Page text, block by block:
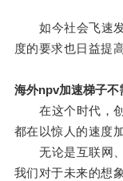
如今社会飞速发
度的要求也日益提高
海外npv加速梯子不
在这个时代，创
都在以惊人的速度
无论是互联网、
我们对于未来的想象